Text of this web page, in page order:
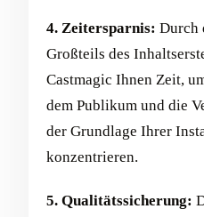
4. Zeitersparnis: Durch
Großteils des
Castmagic Ihnen Zeit,
dem Publikum und die
der Grundlage Ihrer
konzentrieren.
5. Qualitätssicherung: